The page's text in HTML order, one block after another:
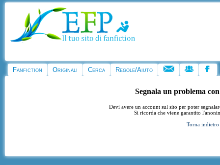
Fanfiction Originali Cerca Regole/Aiuto
Segnala un problema
Devi avere un account sul sito per poter
Si ricorda che viene garantito
Torna indietro